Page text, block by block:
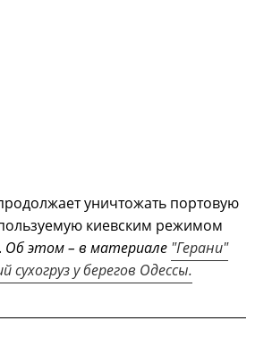
уничтожать портовую
киевским режимом
Об этом – в материале "Герани"
сухогруз у берегов Одессы.